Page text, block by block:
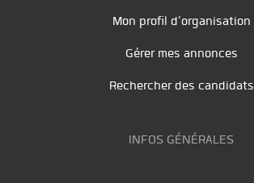
Mon profil d'organisation
Gérer mes annonces
Rechercher des candidats
INFOS GÉNÉRALES